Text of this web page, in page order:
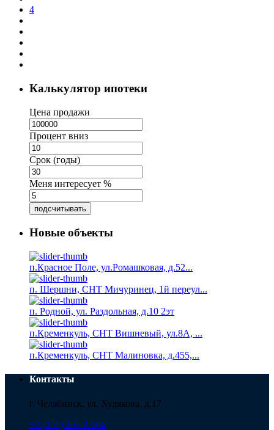
4
Калькулятор ипотеки
Цена продажи
Процент вниз
Срок (годы)
Меня интересует %
подсчитывать
Новые объекты
п.Красное Поле, ул.Ромашковая, д.52...
п. Шершни, СНТ Мичуринец, 1й переул...
п. Родной, ул. Раздольная, д.10 2эт
п.Кременкуль, СНТ Вишневый, ул.8А, ...
п.Кременкуль, СНТ Малиновка, д.455,...
Контакты
г. Челябинск, ул. Худякова, д.17
+7 (351) 261-33-66